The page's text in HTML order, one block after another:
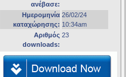
ανέβασε:
Ημερομηνία
καταχώρησης:
26/02/24
10:34am
Αριθμός
downloads:
23